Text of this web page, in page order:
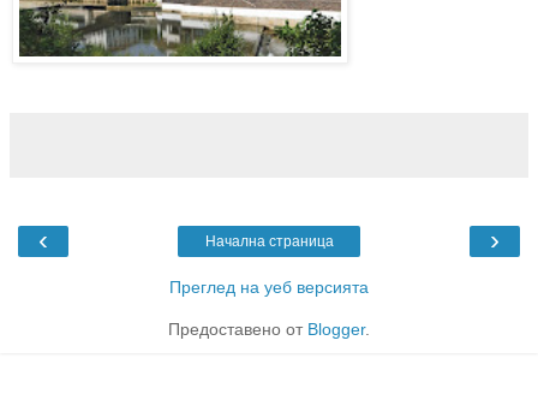
‹ ›
Начална страница
Преглед на уеб версията
Предоставено от Blogger.